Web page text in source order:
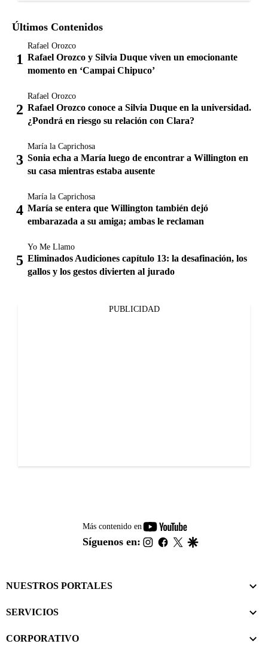
Últimos Contenidos
Rafael Orozco
Rafael Orozco y Silvia Duque viven un emocionante
momento en ‘Campai Chipuco’
Rafael Orozco
Rafael Orozco conoce a Silvia Duque en la universidad.
¿Pondrá en riesgo su relación con Clara?
María la Caprichosa
Sonia echa a María luego de encontrar a Willington en
su casa mientras estaba ausente
María la Caprichosa
María se entera que Willington también dejó
embarazada a su amiga; ambas le reclaman
Yo Me Llamo
Eliminados Audiciones capítulo 13: la desafinación, los
gallos y los gestos divierten al jurado
PUBLICIDAD
Más contenido en
youtube-
footer
Síguenos en: instagram
facebook
twitter
NUESTROS PORTALES
SERVICIOS
CORPORATIVO